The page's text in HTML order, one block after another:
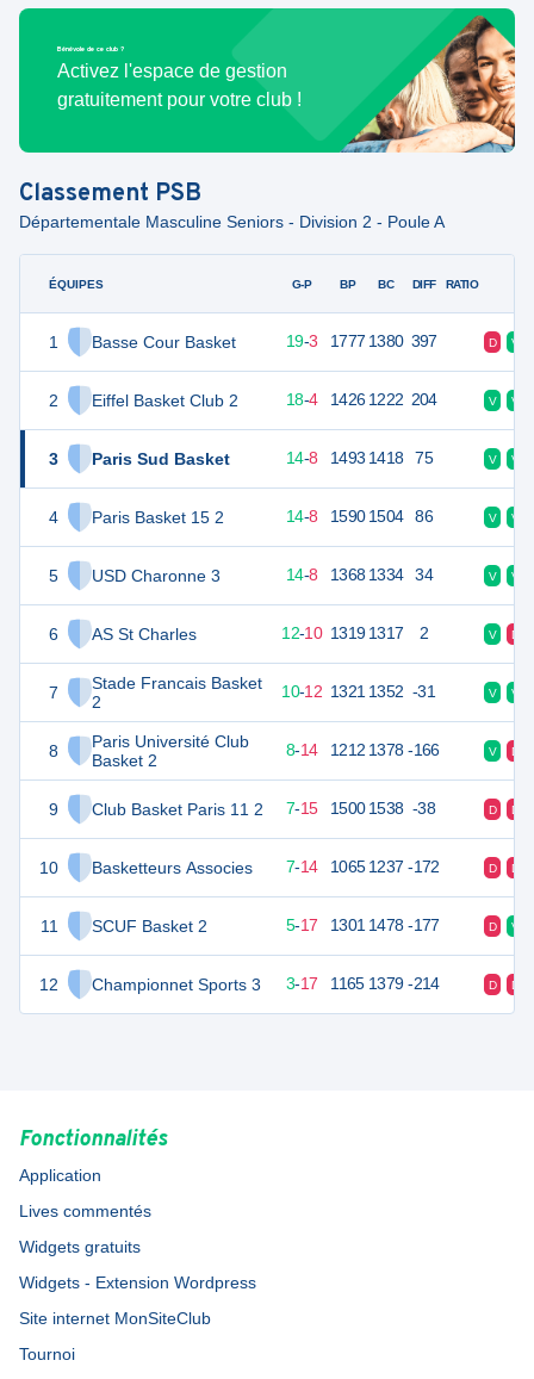
Bénévole de ce club ?
Activez l'espace de gestion
gratuitement pour votre club !
Classement PSB
Départementale Masculine Seniors - Division 2 - Poule A
ÉQUIPES
1 Basse Cour Basket
2 Eiffel Basket Club 2
3 Paris Sud Basket
4 Paris Basket 15 2
5 USD Charonne 3
6 AS St Charles
7
Stade Francais Basket
2
8
Paris Université Club
Basket 2
9 Club Basket Paris 11 2
10 Basketteurs Associes
11 SCUF Basket 2
12 Championnet Sports 3
G-P BP BC DIFF RATIO
41 19-3 1777 1380 397 D V
40 18-4 1426 1222 204 V V
36 14-8 1493 1418 75 V V
36 14-8 1590 1504 86 V V
36 14-8 1368 1334 34 V V
12-10 1319 1317 2 V D
32 22 10-12 1321 1352 -31 V V
30 22 8-14 1212 1378 -166 V D
29 22 7-15 1500 1538 -38 D D
28 21 7-14 1065 1237 -172 D D
5-17 1301 1478 -177 D V
23 21 3-17 1165 1379 -214 D D
Fonctionnalités
Application
Lives commentés
Widgets gratuits
Widgets - Extension Wordpress
Site internet MonSiteClub
Tournoi